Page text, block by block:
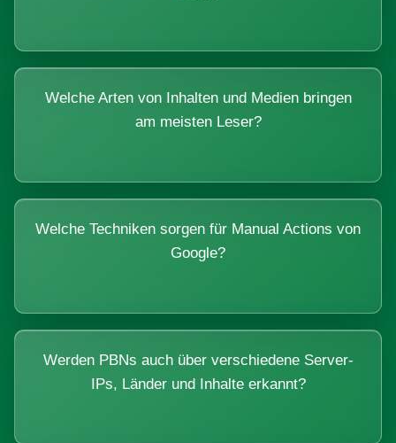
Welche Arten von Inhalten und Medien bringen
am meisten Leser?
Welche Techniken sorgen für Manual Actions von
Google?
Werden PBNs auch über verschiedene Server-
IPs, Länder und Inhalte erkannt?